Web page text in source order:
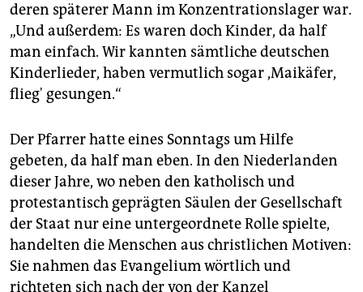
deren späterer Mann im Konzentrationslager war.
„Und außerdem: Es waren doch Kinder, da half
man einfach. Wir kannten sämtliche deutschen
Kinderlieder, haben vermutlich sogar ,Maikäfer,
flieg' gesungen.“
Der Pfarrer hatte eines Sonntags um Hilfe
gebeten, da half man eben. In den Niederlanden
dieser Jahre, wo neben den katholisch und
protestantisch geprägten Säulen der Gesellschaft
der Staat nur eine untergeordnete Rolle spielte,
handelten die Menschen aus christlichen Motiven:
Sie nahmen das Evangelium wörtlich und
richteten sich nach der von der Kanzel